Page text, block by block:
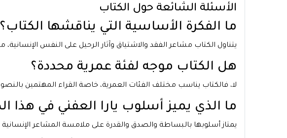
الأسئلة الشائعة حول الكتاب
ما الفكرة الأساسية التي يناقشها الكتاب؟
يتناول الكتاب مشاعر الفقد والاشتياق وآثار الرحيل على النفس الإنسانية،
هل الكتاب موجه لفئة عمرية محددة؟
لا، فالكتاب يناسب مختلف الفئات العمرية، خاصة القراء المهتمين
ما الذي يميز أسلوب يارا العفني في هذا
يمتاز أسلوبها بالبساطة والصدق والقدرة على ملامسة المشاعر